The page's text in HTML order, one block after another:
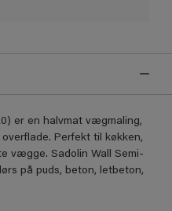
er en halvmat vægmaling,
Perfekt til køkken,
vægge. Sadolin Wall Semi-
på puds, beton, letbeton,